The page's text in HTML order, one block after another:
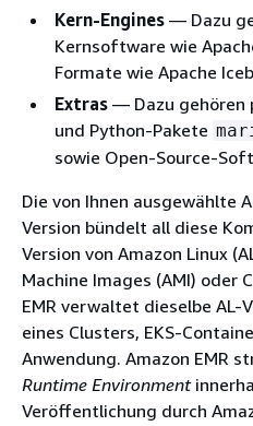
Kern-Engines — Dazu
Kernsoftware wie
Formate wie Apache
Extras — Dazu gehören
und Python-Pakete
sowie Open-Source-
Die von Ihnen ausgewählte
Version bündelt all diese
Version von Amazon Linux
Machine Images (AMI) oder
EMR verwaltet dieselbe AL-
eines Clusters, EKS-
Anwendung. Amazon EMR
Runtime Environment
Veröffentlichung durch